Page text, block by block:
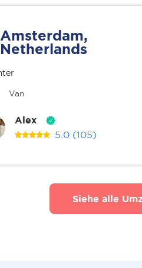
Amsterdam,
Netherlands
Van
Alex
5.0 (105)
Siehe alle